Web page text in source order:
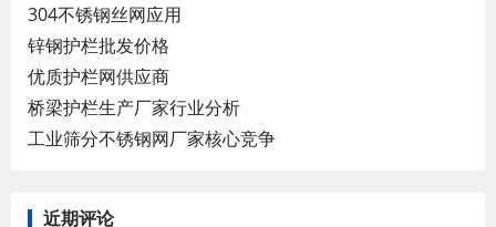
304不锈钢丝网应用
锌钢护栏批发价格
优质护栏网供应商
桥梁护栏生产厂家行业分析
工业筛分不锈钢网厂家核心竞争
近期评论